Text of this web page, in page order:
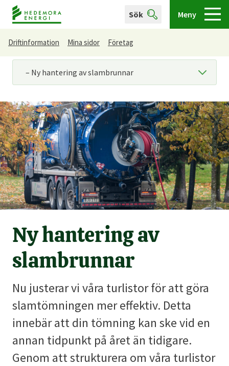
Sök Meny
Driftinformation Mina sidor Företag
Du är här
Ny hantering av
slambrunnar
Nu justerar vi våra turlistor för att göra
slamtömningen mer effektiv. Detta
innebär att din tömning kan ske vid en
annan tidpunkt på året än tidigare.
Genom att strukturera om våra turlistor